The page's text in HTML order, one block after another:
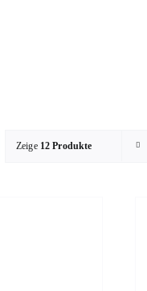
Zeige 12 Produkte